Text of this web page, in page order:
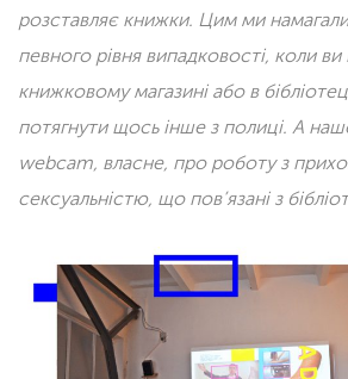
розставляє книжки. Цим ми
певного рівня випадковості, коли
книжковому магазині або в
потягнути щось інше з полиці. А
webcam, власне, про роботу з
сексуальністю, що пов’язані з